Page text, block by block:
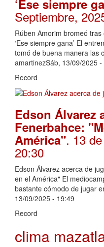
‘Ese siempre
Septiembre,
Rúben Amorim bromeó
‘Ese siempre gana’ El
tomó de buena manera las
amartinezSáb, 13/09/2025 -
Record
Edson Álvarez
Fenerbahce:
América". 13
20:30
Edson Álvarez acerca de
en el América" El
bastante cómodo de jugar
13/09/2025 - 19:49
Record
clima